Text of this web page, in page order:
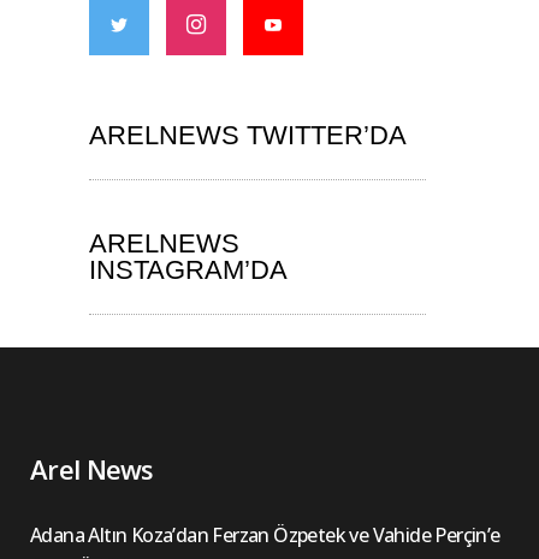
ARELNEWS TWITTER’DA
ARELNEWS
INSTAGRAM’DA
Arel News
Adana Altın Koza’dan Ferzan Özpetek ve Vahide Perçin’e